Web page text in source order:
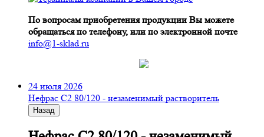
По вопросам приобретения продукции Вы можете
обращаться по телефону, или по электронной почте
info@1-sklad.ru
24 июля 2026
Нефрас С2 80/120 - незаменимый растворитель
Назад